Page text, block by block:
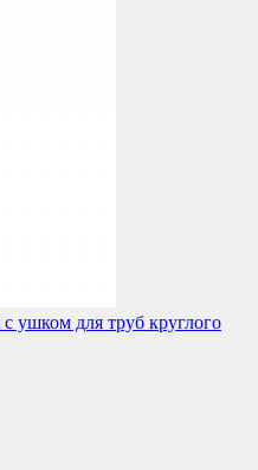
ушком для труб круглого